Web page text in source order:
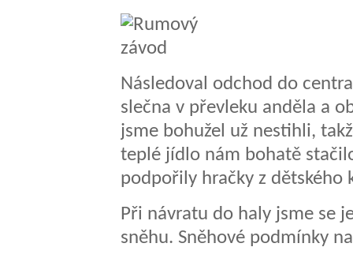
Následoval odchod do
slečna v převleku anděla a
jsme bohužel už nestihli,
teplé jídlo nám bohatě
podpořily hračky z
Při návratu do haly jsme se
sněhu. Sněhové podmínky